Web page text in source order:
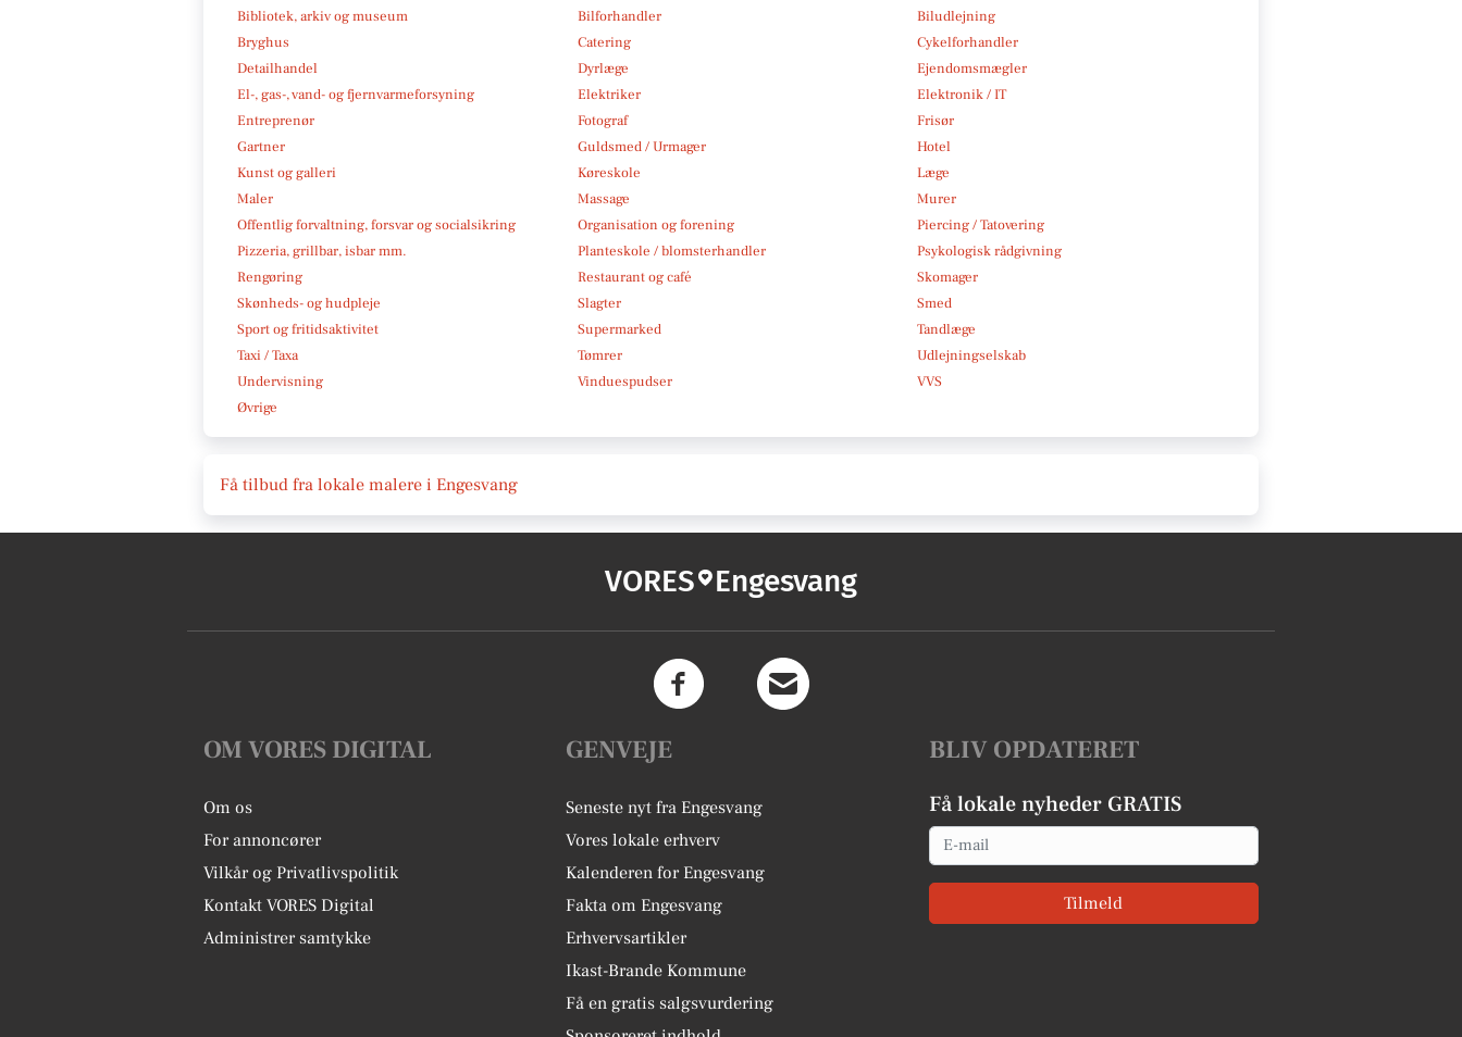
Bibliotek, arkiv og museum
Bilforhandler
Biludlejning
Bryghus
Catering
Cykelforhandler
Detailhandel
Dyrlæge
Ejendomsmægler
El-, gas-, vand- og fjernvarmeforsyning
Elektriker
Elektronik / IT
Entreprenør
Fotograf
Frisør
Gartner
Guldsmed / Urmager
Hotel
Kunst og galleri
Køreskole
Læge
Maler
Massage
Murer
Offentlig forvaltning, forsvar og socialsikring
Organisation og forening
Piercing / Tatovering
Pizzeria, grillbar, isbar mm.
Planteskole / blomsterhandler
Psykologisk rådgivning
Rengøring
Restaurant og café
Skomager
Skønheds- og hudpleje
Slagter
Smed
Sport og fritidsaktivitet
Supermarked
Tandlæge
Taxi / Taxa
Tømrer
Udlejningselskab
Undervisning
Vinduespudser
VVS
Øvrige
Få tilbud fra lokale malere i Engesvang
VORES Engesvang
OM VORES DIGITAL
Om os
For annoncører
Vilkår og Privatlivspolitik
Kontakt VORES Digital
Administrer samtykke
GENVEJE
Seneste nyt fra Engesvang
Vores lokale erhverv
Kalenderen for Engesvang
Fakta om Engesvang
Erhvervsartikler
Ikast-Brande Kommune
Få en gratis salgsvurdering
BLIV OPDATERET
Få lokale nyheder GRATIS
Email
Tilmeld